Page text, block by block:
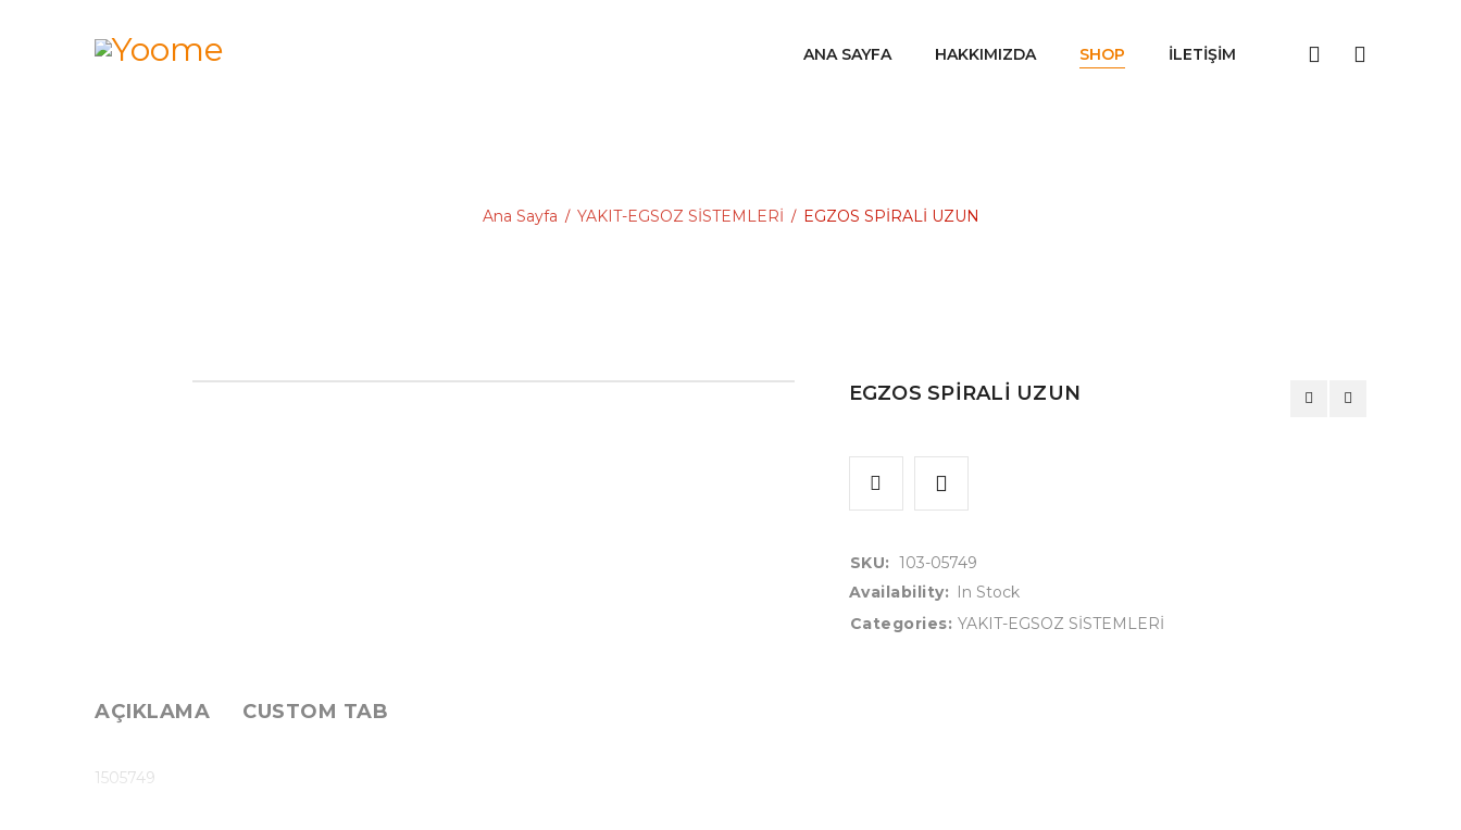
ANA SAYFA HAKKIMIZDA SHOP İLETIŞIM
Ana Sayfa / YAKIT-EGSOZ SİSTEMLERİ / EGZOS SPİRALİ UZUN
EGZOS SPİRALİ UZUN
SKU: 103-05749
Availability: In Stock
Categories: YAKIT-EGSOZ SİSTEMLERİ
AÇIKLAMA CUSTOM TAB
1505749